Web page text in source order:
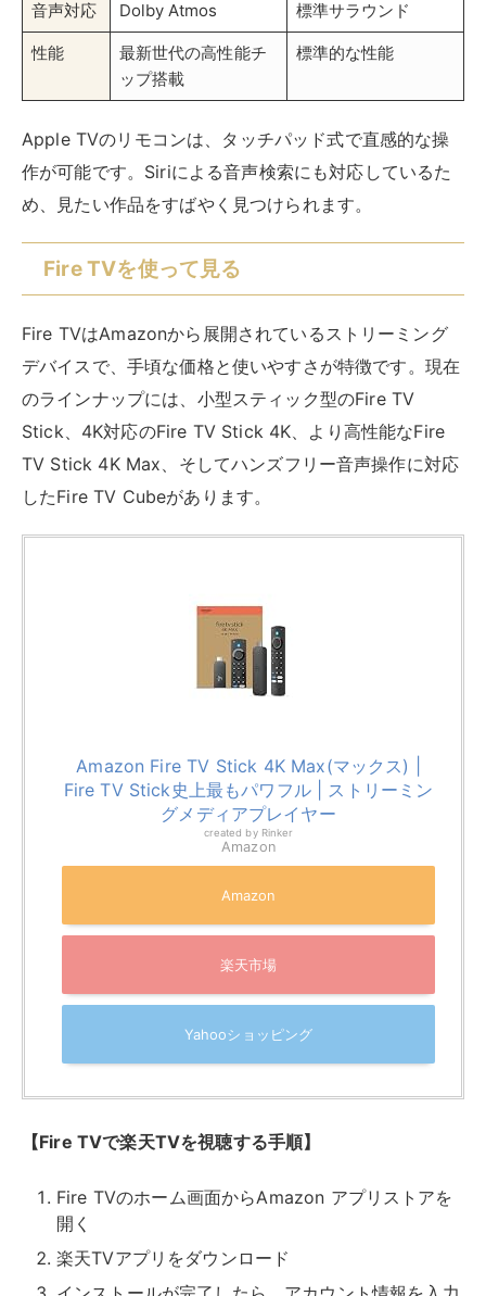
Fire TVはAmazonから展開されているストリーミング
デバイスで、手頃な価格と使いやすさが特徴です。現在
のラインナップには、小型スティック型のFire TV
TV Stick 4K Max、そしてハンズフリー音声操作に対応
したFire TV Cubeがあります。
Fire TV Stick史上最もパワフル | ストリーミン
グメディアプレイヤー
楽天市場
【Fire TVで楽天TVを視聴する手順】
楽天TVアプリをダウンロード
インストールが完了したら、アカウント情報を入力
して視聴開始
モデル 対応解像度 主な特徴 Wi-Fi規格
Fire TV
Stick
フル
HD（1080p
・標準モデ
ル
・基本機能
標準Wi-Fi
Fire TV
Stick 4K
Vision対応